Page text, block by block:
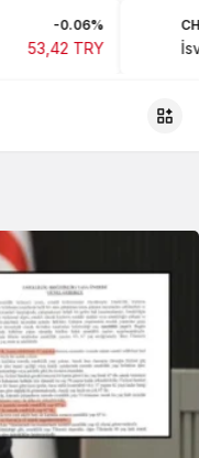
-0.06%
53,42 TRY
CHF